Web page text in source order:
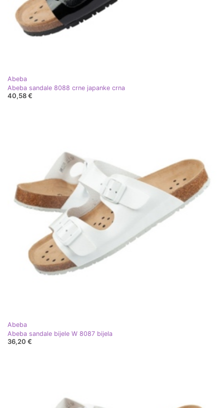
Abeba
Abeba sandale 8088 crne japanke crna
40,58 €
Abeba
Abeba sandale bijele W 8087 bijela
36,20 €